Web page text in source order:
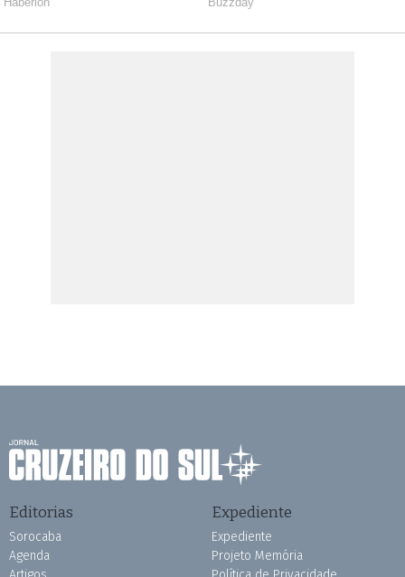
Editorias
Sorocaba
Agenda
Expediente
Expediente
Projeto Memória